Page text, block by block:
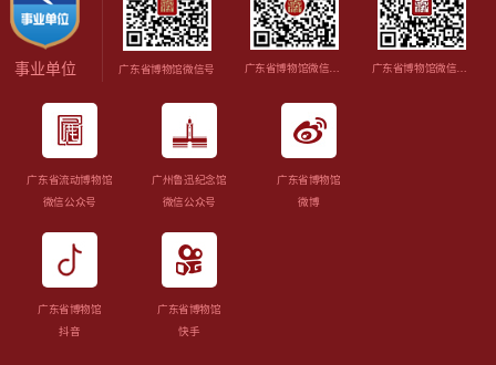
事业单位 广东省博物馆微信号 广东省博物馆微信视频号 广东省博物馆微信订阅号
广东省流动博物馆
微信公众号
广州鲁迅纪念馆
微信公众号
广东省博物馆
微博
广东省博物馆
抖音
广东省博物馆
快手